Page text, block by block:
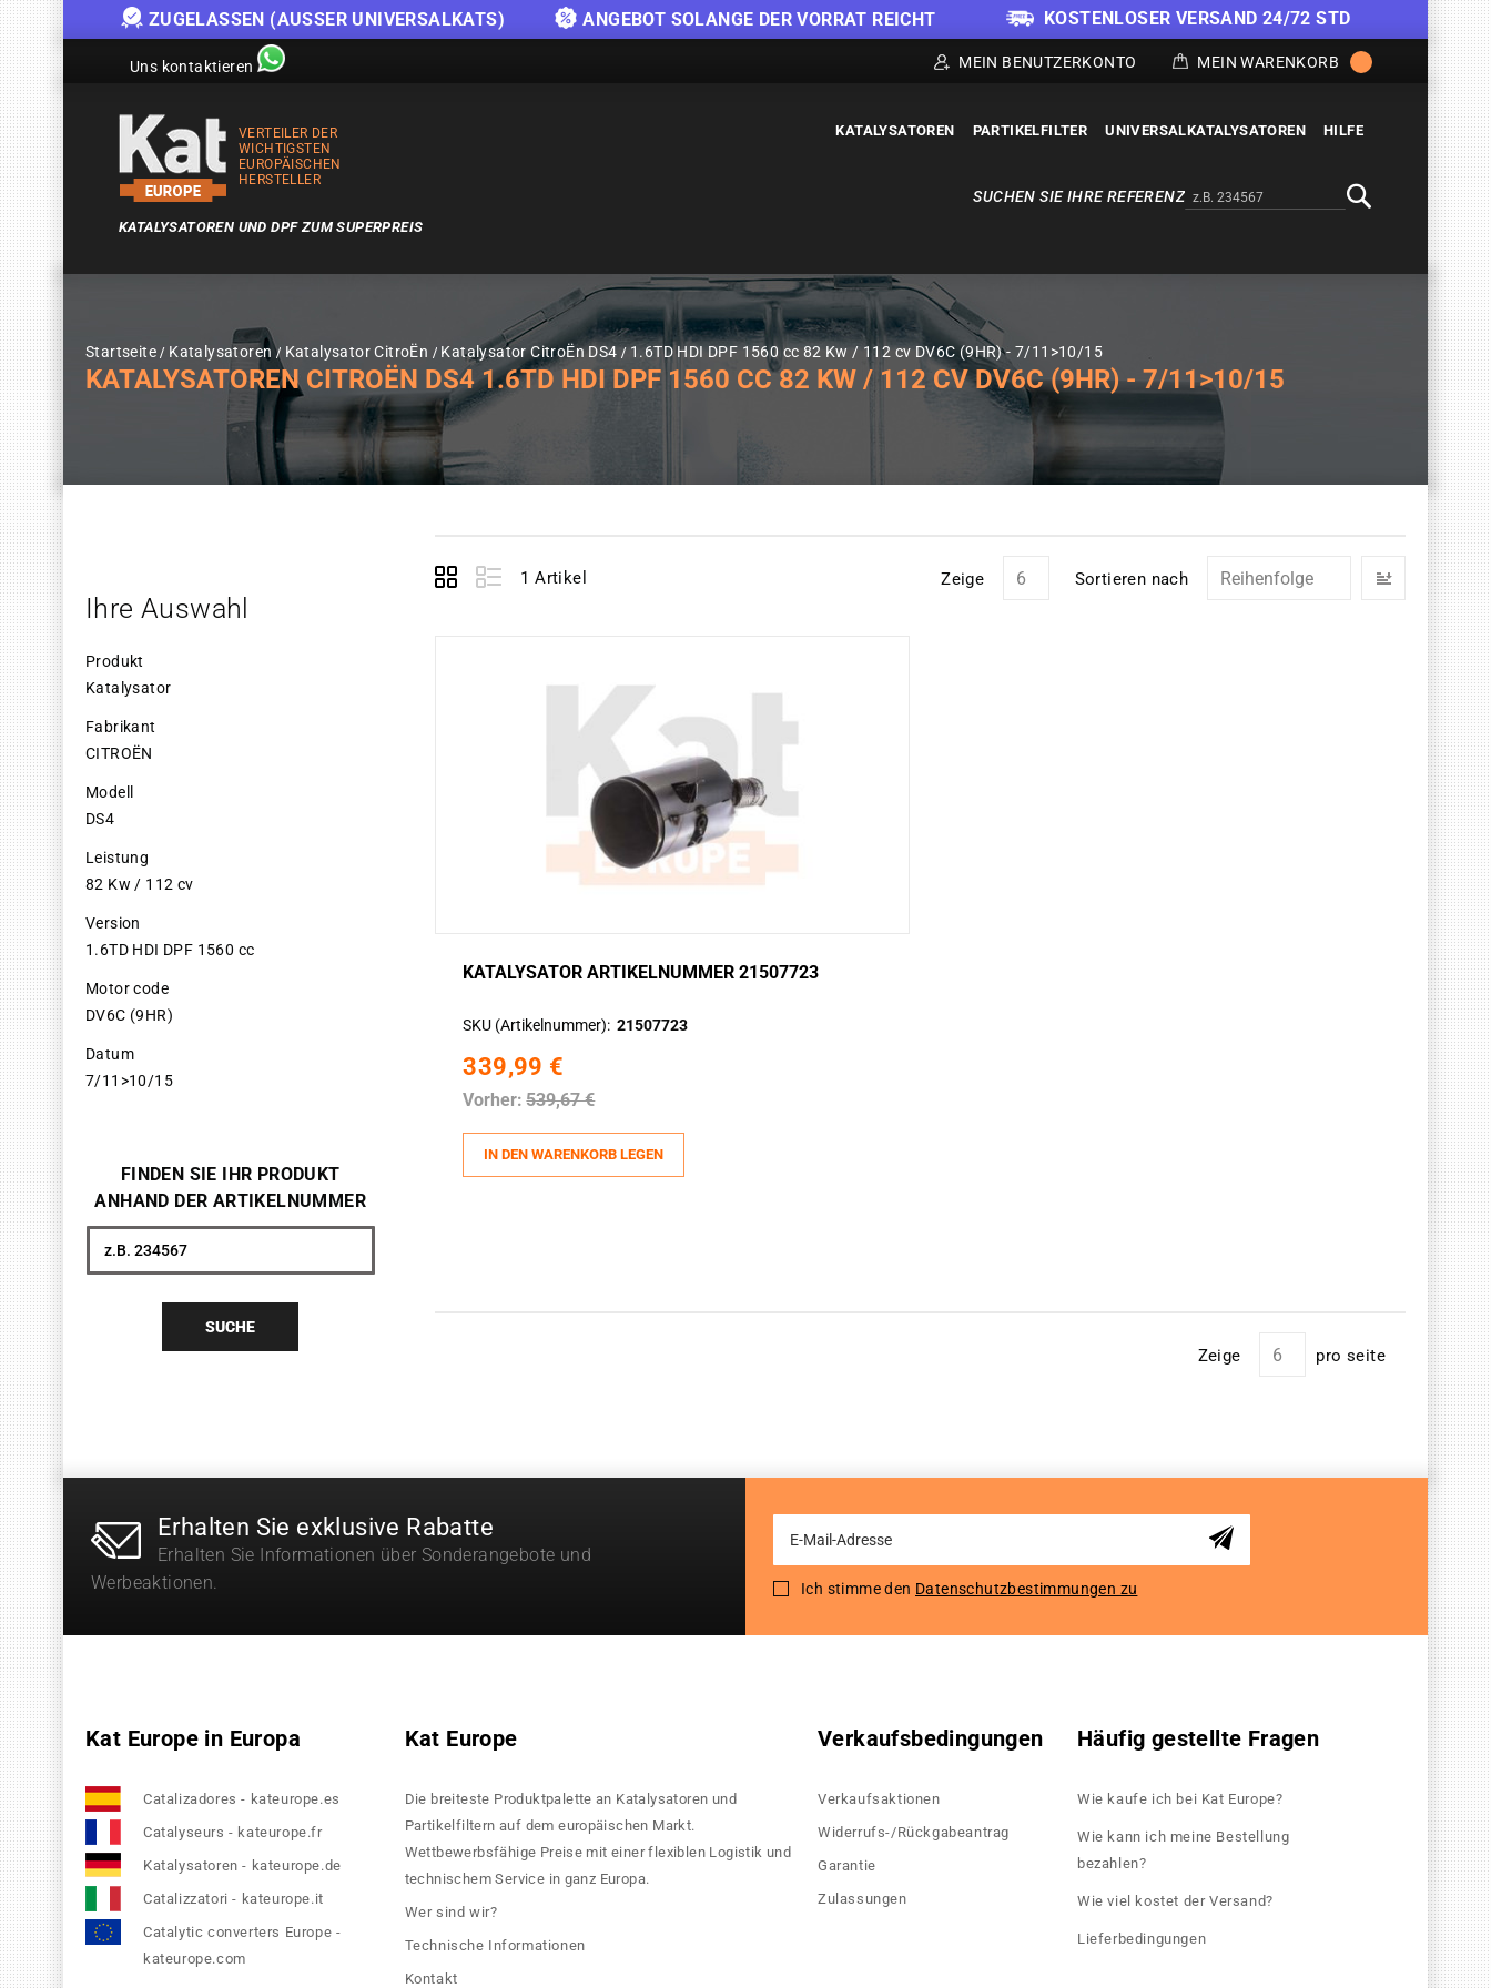
ZUGELASSEN (AUSSER UNIVERSALKATS) ANGEBOT SOLANGE DER VORRAT REICHT KOSTENLOSER VERSAND 24/72 STD
Uns kontaktieren MEIN BENUTZERKONTO MEIN WARENKORB
VERTEILER DER
WICHTIGSTEN
EUROPÄISCHEN
HERSTELLER
KATALYSATOREN UND DPF ZUM SUPERPREIS
KATALYSATOREN PARTIKELFILTER UNIVERSALKATALYSATOREN HILFE
Alternativa a Doofinder
SUCHEN SIE IHRE REFERENZ
Startseite Katalysatoren Katalysator CitroËn Katalysator CitroËn DS4 1.6TD HDI DPF 1560 cc 82 Kw / 112 cv DV6C (9HR) - 7/11>10/15
KATALYSATOREN CITROËN DS4 1.6TD HDI DPF 1560 CC 82 KW / 112 CV DV6C (9HR) - 7/11>10/15
View
Grid Einstellen
1 Artikel Zeige Sortieren nach
KATALYSATOR ARTIKELNUMMER 21507723
SKU (Artikelnummer) 21507723
339,99 €
Vorher: 539,67 €
IN DEN WARENKORB LEGEN
Zeige pro seite
Ihre Auswahl
Produkt
Katalysator
Fabrikant
CITROËN
Modell
DS4
Leistung
82 Kw / 112 cv
Version
1.6TD HDI DPF 1560 cc
Motor code
DV6C (9HR)
Datum
7/11>10/15
FINDEN SIE IHR PRODUKT
ANHAND DER ARTIKELNUMMER
Suche
SUCHE
Erhalten Sie exklusive Rabatte
Erhalten Sie Informationen über Sonderangebote und
Werbeaktionen.
for
Newsletter:
Ich stimme den Datenschutzbestimmungen zu
Kat Europe in Europa
Catalizadores - kateurope.es
Catalyseurs - kateurope.fr
Katalysatoren - kateurope.de
Catalizzatori - kateurope.it
Catalytic converters Europe -
kateurope.com
Kat Europe
Die breiteste Produktpalette an Katalysatoren und
Partikelfiltern auf dem europäischen Markt.
Wettbewerbsfähige Preise mit einer flexiblen Logistik und
technischem Service in ganz Europa.
Wer sind wir?
Technische Informationen
Kontakt
Verkaufsbedingungen
Verkaufsaktionen
Widerrufs-/Rückgabeantrag
Garantie
Zulassungen
Häufig gestellte Fragen
Wie kaufe ich bei Kat Europe?
Wie kann ich meine Bestellung
bezahlen?
Wie viel kostet der Versand?
Lieferbedingungen